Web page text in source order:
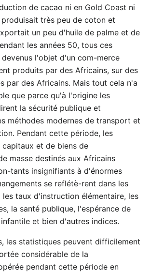
de cacao ni en Gold Coast ni
très peu de coton et
un peu d'huile de palme et de
les années 50, tous ces
l'objet d'un com-merce
produits par des Africains, sur des
par des Africains. Mais tout cela n'a
que parce qu'à l'origine les
la sécurité publique et
méthodes modernes de transport et
Pendant cette période, les
et de biens de
masse destinés aux Africains
tants insignifiants à d'énormes
se reflétè-rent dans les
les taux d'instruction élémentaire, les
la santé publique, l'espérance de
et bien d'autres indices.
les statistiques peuvent difficilement
considérable de la
pendant cette période en